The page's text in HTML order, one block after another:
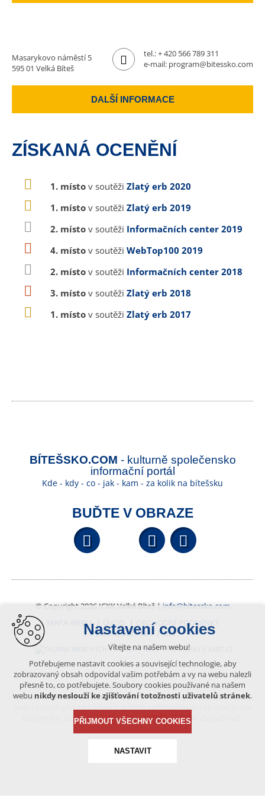
Masarykovo náměstí 5
595 01 Velká Bíteš
tel.:+ 420 566 789 311
e-mail: program@bitessko.com
DALŠÍ INFORMACE
ZÍSKANÁ OCENĚNÍ
1. místo v soutěži Zlatý erb 2020
1. místo v soutěži Zlatý erb 2019
2. místo v soutěži Informačních center 2019
4. místo v soutěži WebTop100 2019
2. místo v soutěži Informačních center 2018
3. místo v soutěži Zlatý erb 2018
1. místo v soutěži Zlatý erb 2017
BÍTEŠSKO.COM - kulturně společensko
informační portál
Kde - kdy - co - jak - kam - za kolik na bítešsku
BUĎTE V OBRAZE
Facebook YouTube
© Copyright 2026 ICKK Velká Bíteš | info@bitessko.com
MAPA WEBU
ÚVOD
OBCHODNÍ PODMÍNKY
PORTÁL OBČANA
GIS
VYTVOŘENO V XART.CZ
Obsah tohoto portálu je chráněn autorským právem, které
vykonává vydavatel. Jakékoliv užití článků a fotografií z této podoby
písemného souhlasu vydavatele – BÍTEŠSKO.COM -ZAKÁZÁNO.
Nastavení cookies
Vítejte na našem webu!
Potřebujeme nastavit cookies a související technologie, aby
zobrazovaný obsah odpovídal vašim potřebám a vy na webu nalezli
přesně to, co potřebujete. Soubory cookies používané na našem
webu nikdy neslouží ke zjišťování totožnosti uživatelů stránek.
PŘIJMOUT VŠECHNY COOKIES
NASTAVIT